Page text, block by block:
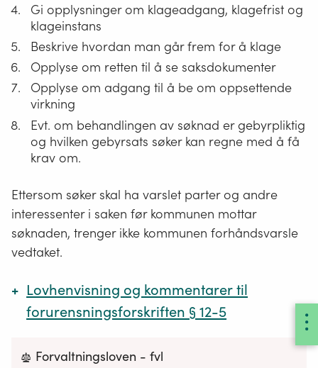
Gi opplysninger om klageadgang, klagefrist og
klageinstans
Beskrive hvordan man går frem for å klage
Opplyse om retten til å se saksdokumenter
Opplyse om adgang til å be om oppsettende
virkning
Evt. om behandlingen av søknad er gebyrpliktig
og hvilken gebyrsats søker kan regne med å få
krav om.
Ettersom søker skal ha varslet parter og andre
interessenter i saken før kommunen mottar
søknaden, trenger ikke kommunen forhåndsvarsle
vedtaket.
Lovhenvisning og kommentarer til
forurensningsforskriften § 12-5
Forurensningsforskriften
Forvaltningsloven - fvl